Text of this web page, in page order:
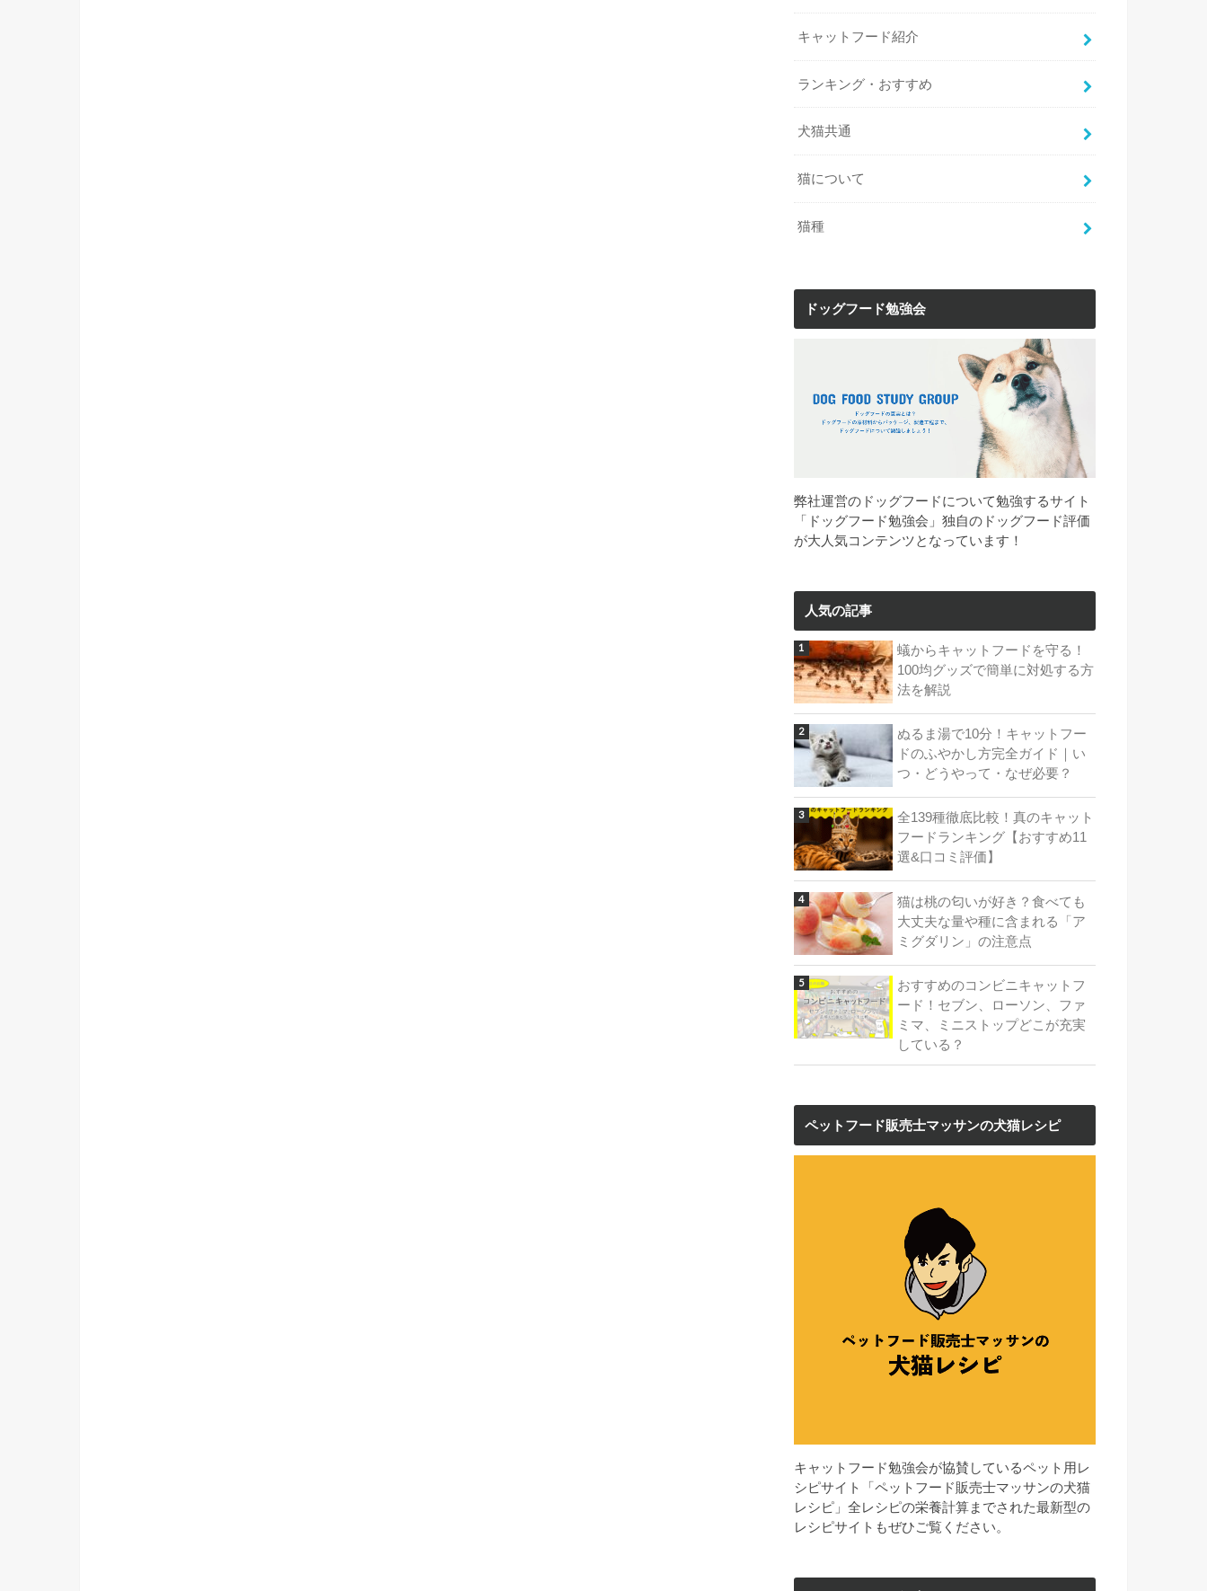
キャットフード紹介
ランキング・おすすめ
犬猫共通
猫について
猫種
ドッグフード勉強会
弊社運営のドッグフードについて勉強するサイト
「ドッグフード勉強会」独自のドッグフード評価
が大人気コンテンツとなっています！
人気の記事
蟻からキャットフードを守る！
100均グッズで簡単に対処する方
法を解説
ぬるま湯で10分！キャットフー
ドのふやかし方完全ガイド｜い
つ・どうやって・なぜ必要？
全139種徹底比較！真のキャット
フードランキング【おすすめ11
選&口コミ評価】
猫は桃の匂いが好き？食べても
大丈夫な量や種に含まれる「ア
ミグダリン」の注意点
おすすめのコンビニキャットフ
ード！セブン、ローソン、ファ
ミマ、ミニストップどこが充実
している？
ペットフード販売士マッサンの犬猫レシピ
キャットフード勉強会が協賛しているペット用レ
シピサイト「ペットフード販売士マッサンの犬猫
レシピ」全レシピの栄養計算までされた最新型の
レシピサイトもぜひご覧ください。